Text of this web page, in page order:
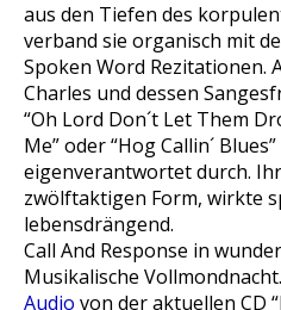
aus den Tiefen des
verband sie organisch mit
Spoken Word Rezitationen.
Charles und dessen
“Oh Lord Don´t Let Them
Me” oder “Hog Callin´
eigenverantwortet durch.
zwölftaktigen Form, wirkte
lebensdrängend.
Call And Response in
Musikalische Vollmondnacht.
Audio von der aktuellen CD